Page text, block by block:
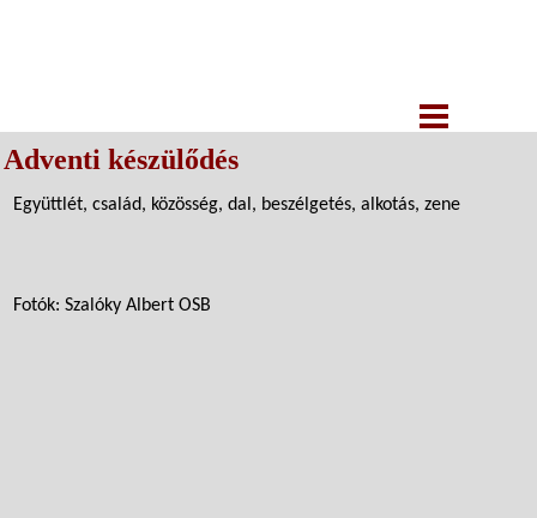
Adventi készülődés
Együttlét, család, közösség, dal, beszélgetés, alkotás, zene
Fotók: Szalóky Albert OSB